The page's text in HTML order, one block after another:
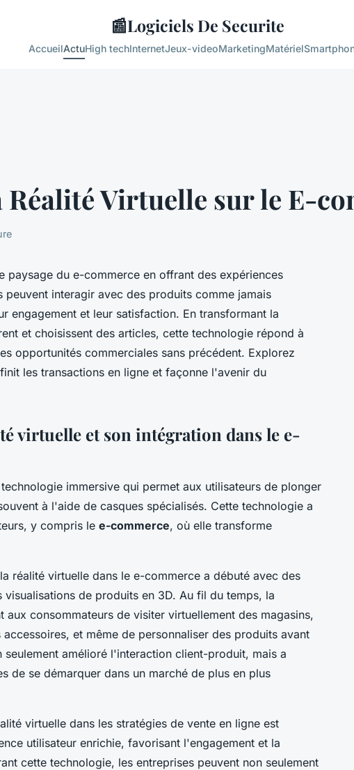
📰Logiciels De Securite
AccueilActuHigh techInternetJeux-videoMarketingMatériel
Réalité Virtuelle sur le E-
paysage du e-commerce en offrant des expériences
peuvent interagir avec des produits comme jamais
engagement et leur satisfaction. En transformant la
et choisissent des articles, cette technologie répond à
opportunités commerciales sans précédent. Explorez
les transactions en ligne et façonne l'avenir du
virtuelle et son intégration dans le e-
technologie immersive qui permet aux utilisateurs de plonger
à l'aide de casques spécialisés. Cette technologie a
y compris le e-commerce, où elle transforme
réalité virtuelle dans le e-commerce a débuté avec des
de produits en 3D. Au fil du temps, la
consommateurs de visiter virtuellement des magasins,
et même de personnaliser des produits avant
seulement amélioré l'interaction client-produit, mais a
de se démarquer dans un marché de plus en plus
virtuelle dans les stratégies de vente en ligne est
utilisateur enrichie, favorisant l'engagement et la
cette technologie, les entreprises peuvent non seulement